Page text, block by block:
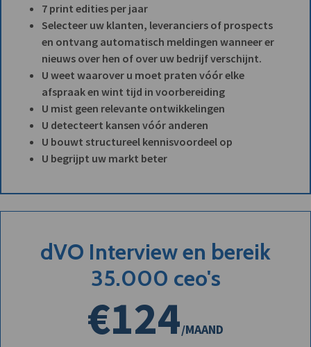
7 print edities per jaar
Selecteer uw klanten, leveranciers of prospects
en ontvang automatisch meldingen wanneer er
nieuws over hen of over uw bedrijf verschijnt.
U weet waarover u moet praten vóór elke
afspraak en wint tijd in voorbereiding
U mist geen relevante ontwikkelingen
U detecteert kansen vóór anderen
U bouwt structureel kennisvoordeel op
U begrijpt uw markt beter
dVO Interview en bereik
35.000 ceo's
€124/MAAND